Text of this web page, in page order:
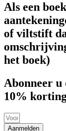
Als een
of viltstift
het boek)
Abonneer u
10%
Aanmelden